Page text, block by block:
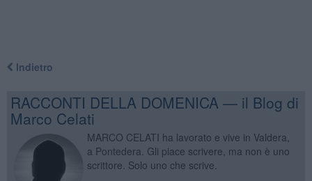
Indietro
RACCONTI DELLA DOMENICA — il Blog di
Marco Celati
MARCO CELATI ha lavorato e vive in Valdera,
a Pontedera. Gli piace scrivere, ma non è uno
scrittore. Solo uno che scrive.